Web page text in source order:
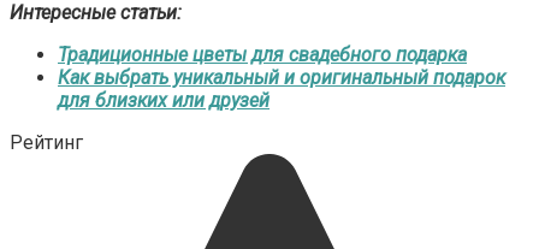
Интересные статьи:
Традиционные цветы для свадебного подарка
Как выбрать уникальный и оригинальный подарок
для близких или друзей
Рейтинг